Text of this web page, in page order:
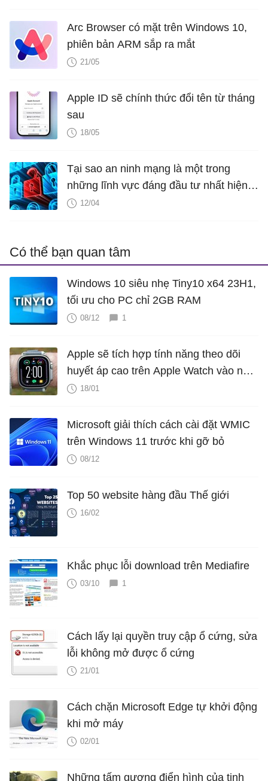
Arc Browser có mặt trên Windows 10,
phiên bản ARM sắp ra mắt
21/05
Apple ID sẽ chính thức đổi tên từ tháng
sau
18/05
Tại sao an ninh mạng là một trong
những lĩnh vực đáng đầu tư nhất hiện
nay?12/04
Có thể bạn quan tâm
Windows 10 siêu nhẹ Tiny10 x64 23H1,
tối ưu cho PC chỉ 2GB RAM
08/12 1
Apple sẽ tích hợp tính năng theo dõi
huyết áp cao trên Apple Watch vào năm
2025?
18/01
Microsoft giải thích cách cài đặt WMIC
trên Windows 11 trước khi gỡ bỏ
08/12
Top 50 website hàng đầu Thế giới
16/02
Khắc phục lỗi download trên Mediafire
03/10 1
Cách lấy lại quyền truy cập ổ cứng, sửa
lỗi không mở được ổ cứng
21/01
Cách chặn Microsoft Edge tự khởi động
khi mở máy
02/01
Những tấm gương điển hình của tinh